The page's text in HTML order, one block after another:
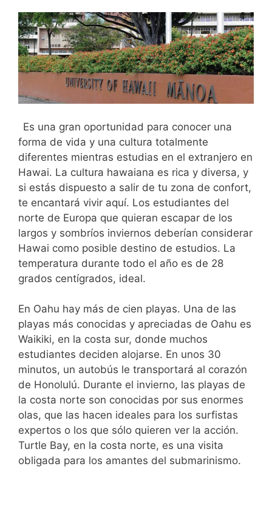
Es una gran oportunidad para conocer una
forma de vida y una cultura totalmente
diferentes mientras estudias en el extranjero en
Hawai. La cultura hawaiana es rica y diversa, y
si estás dispuesto a salir de tu zona de confort,
te encantará vivir aquí. Los estudiantes del
norte de Europa que quieran escapar de los
largos y sombríos inviernos deberían considerar
Hawai como posible destino de estudios. La
temperatura durante todo el año es de 28
grados centígrados, ideal.
En Oahu hay más de cien playas. Una de las
playas más conocidas y apreciadas de Oahu es
Waikiki, en la costa sur, donde muchos
estudiantes deciden alojarse. En unos 30
minutos, un autobús le transportará al corazón
de Honolulú. Durante el invierno, las playas de
la costa norte son conocidas por sus enormes
olas, que las hacen ideales para los surfistas
expertos o los que sólo quieren ver la acción.
Turtle Bay, en la costa norte, es una visita
obligada para los amantes del submarinismo.